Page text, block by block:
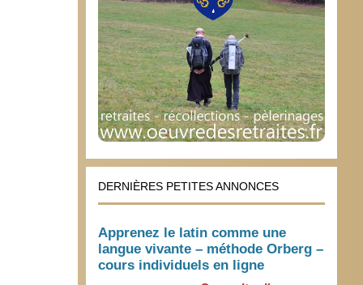
DERNIÈRES PETITES ANNONCES
Apprenez le latin comme une
langue vivante – méthode Orberg –
cours individuels en ligne